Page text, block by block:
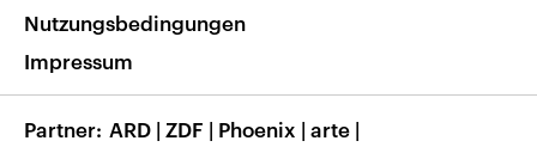
RSS
Barrierefreiheit
Nutzungsbedingungen
Impressum
Partner ARD | ZDF | Phoenix | arte |